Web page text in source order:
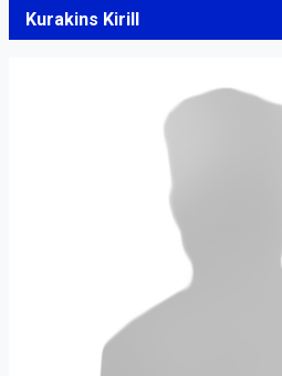
Kurakins Kirill